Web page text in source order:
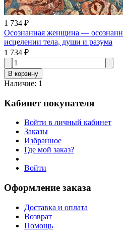
1 734 ₽
Осознанная женщина —
исцелении тела, души и разума
1 734 ₽
В корзину
Наличие: 1
Кабинет покупателя
Войти в личный кабинет
Заказы
Избранное
Где мой заказ?
Войти
Оформление заказа
Доставка и оплата
Возврат
Помощь